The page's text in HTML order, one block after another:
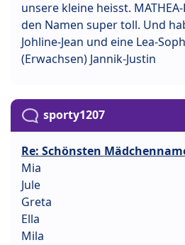
unsere kleine heisst.
den Namen super toll. Und
Johline-Jean und eine Lea-
(Erwachsen) Jannik-Justin
sporty1207
Re: Schönsten
Mia
Jule
Greta
Ella
Mila